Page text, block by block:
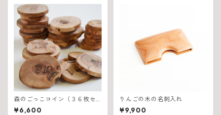
森のごっこコイン（３６枚セ
ット）
¥6,600
りんごの木の名刺入れ
¥9,900